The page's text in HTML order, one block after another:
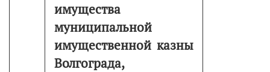
имущества
муниципальной
имущественной казны
Волгограда,